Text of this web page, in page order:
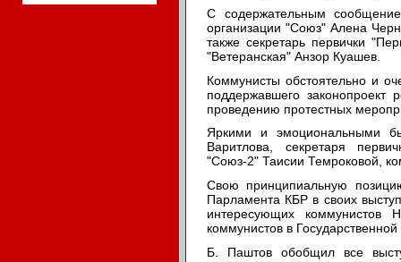
С содержательным
организации "Союз" Алена
также секретарь первички
"Ветеранская" Анзор Куашев.
Коммунисты обстоятельно и
поддержавшего законопроект
проведению протестных
Яркими и эмоциональными
Варитлова, секретаря
"Союз-2" Таисии Темроковой,
Свою принципиальную
Парламента КБР в своих
интересующих
коммунистов в
Б. Паштов обобщил все